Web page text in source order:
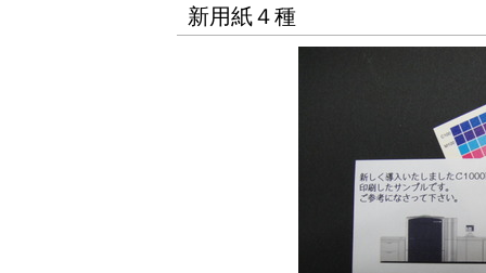
新用紙４種